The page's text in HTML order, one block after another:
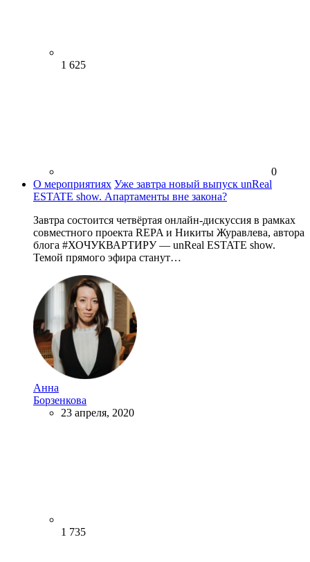
1 625
0
О мероприятиях Уже завтра новый выпуск unReal
ESTATE show. Апартаменты вне закона?
Завтра состоится четвёртая онлайн-дискуссия в рамках
совместного проекта REPA и Никиты Журавлева, автора
блога #ХОЧУКВАРТИРУ — unReal ESTATE show.
Темой прямого эфира станут…
Анна
Борзенкова
23 апреля, 2020
1 735